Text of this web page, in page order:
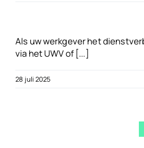
Als uw werkgever het
via het UWV of [...]
28 juli 2025